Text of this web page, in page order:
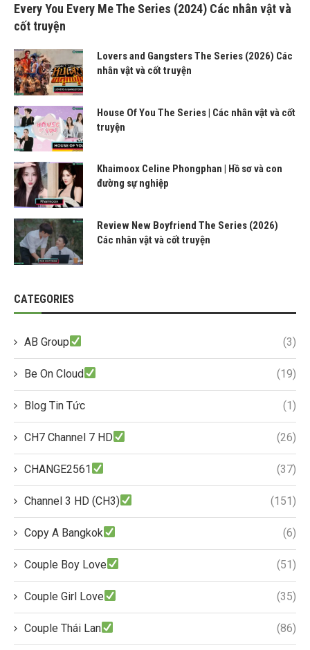
Every You Every Me The Series (2024) Các nhân vật và
cốt truyện
Lovers and Gangsters The Series (2026) Các
nhân vật và cốt truyện
House Of You The Series | Các nhân vật và cốt
truyện
Khaimoox Celine Phongphan | Hồ sơ và con
đường sự nghiệp
Review New Boyfriend The Series (2026)
Các nhân vật và cốt truyện
CATEGORIES
AB Group (3)
Be On Cloud (19)
Blog Tin Tức (1)
CH7 Channel 7 HD (26)
CHANGE2561 (37)
Channel 3 HD (CH3) (151)
Copy A Bangkok (6)
Couple Boy Love (51)
Couple Girl Love (35)
Couple Thái Lan (86)